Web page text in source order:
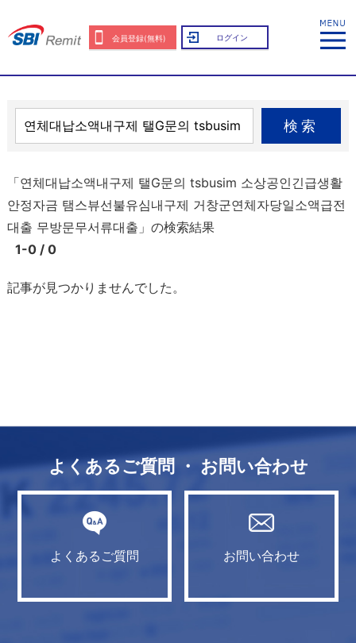
会員登録(無料) ログイン
検索
「연체대납소액내구제 탤G문의 tsbusim 소상공인긴급생활
안정자금 탬스뷰선불유심내구제 거창군연체자당일소액급전
대출 무방문무서류대출」の検索結果
1-0 / 0
記事が見つかりませんでした。
よくあるご質問 ・ お問い合わせ
よくあるご質問 お問い合わせ